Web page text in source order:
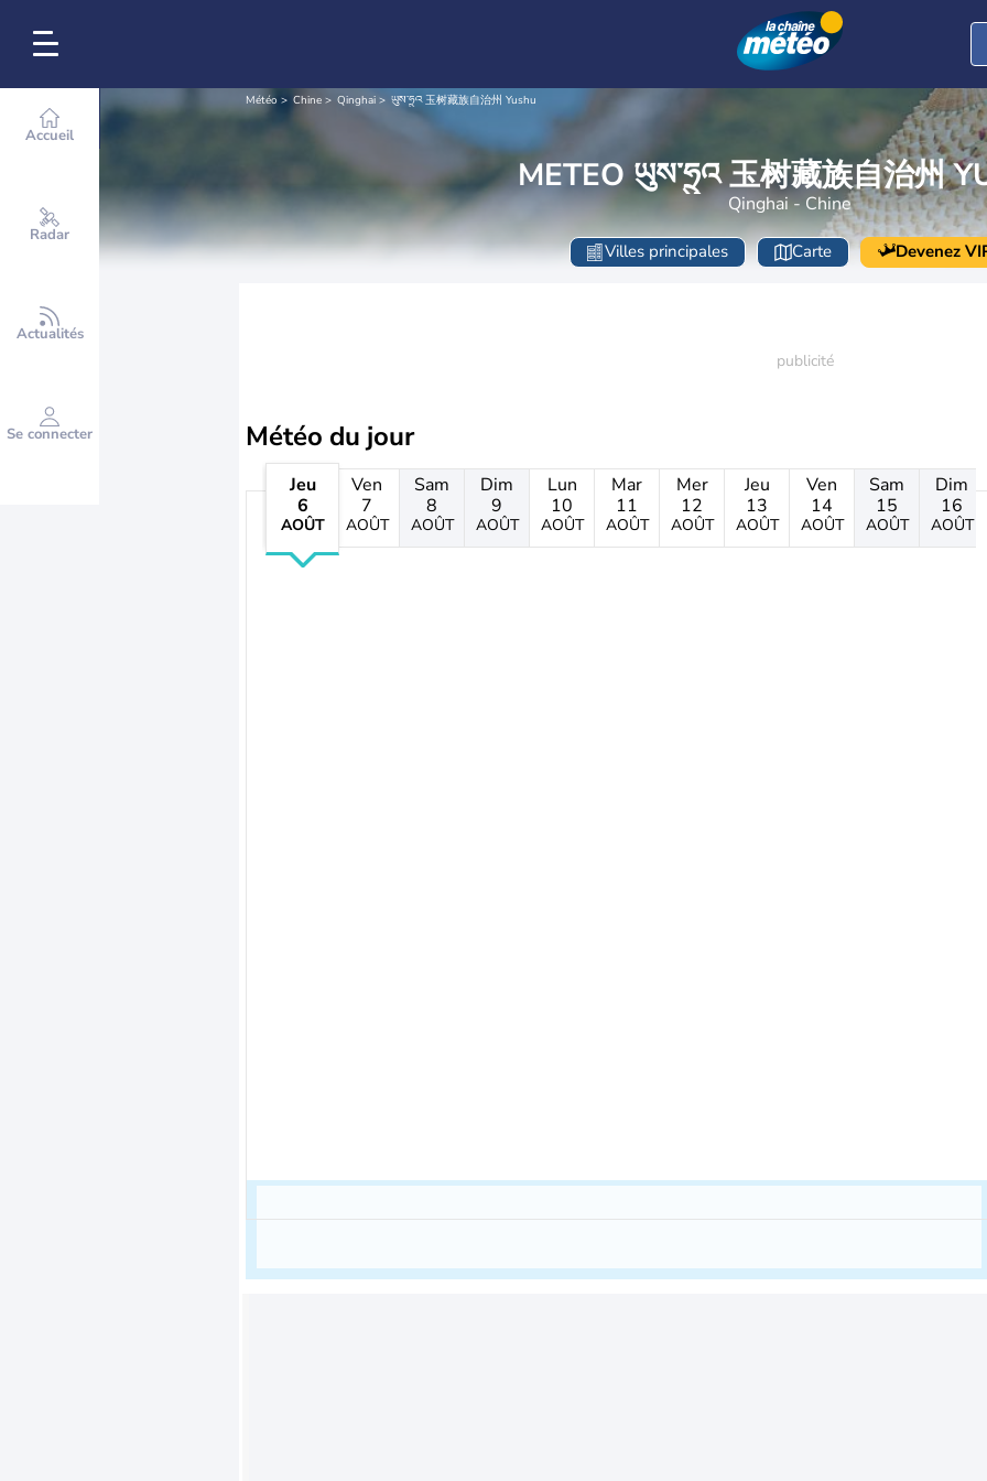
Accueil
Radar
Actualités
Se connecter
Météo Chine Qinghai ཡུས་ཧྲུའ 玉树藏族自治州 Yushu
METEO ཡུས་ཧྲུའ 玉树藏族自治州
Qinghai - Chine
Villes principales Carte Devenez
Météo du jour
Jeu
6
AOÛT
Ven
7
AOÛT
Sam
8
AOÛT
Dim
9
AOÛT
Lun
10
AOÛT
Mar
11
AOÛT
Mer
12
AOÛT
Jeu
13
AOÛT
Ven
14
AOÛT
Sam
15
AOÛT
Dim
16
AOÛT